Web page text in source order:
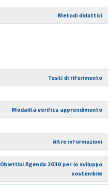
Metodi didattici
Testi di riferimento
Modalità verifica apprendimento
Altre informazioni
Obiettivi Agenda 2030 per lo sviluppo
sostenibile